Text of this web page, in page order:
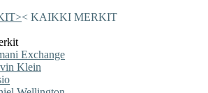
>< KAIKKI MERKIT
Exchange
Klein